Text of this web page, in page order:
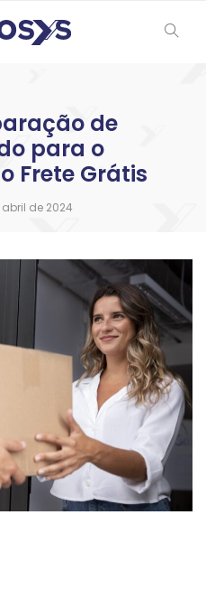
de
para o
Frete Grátis
de 2024